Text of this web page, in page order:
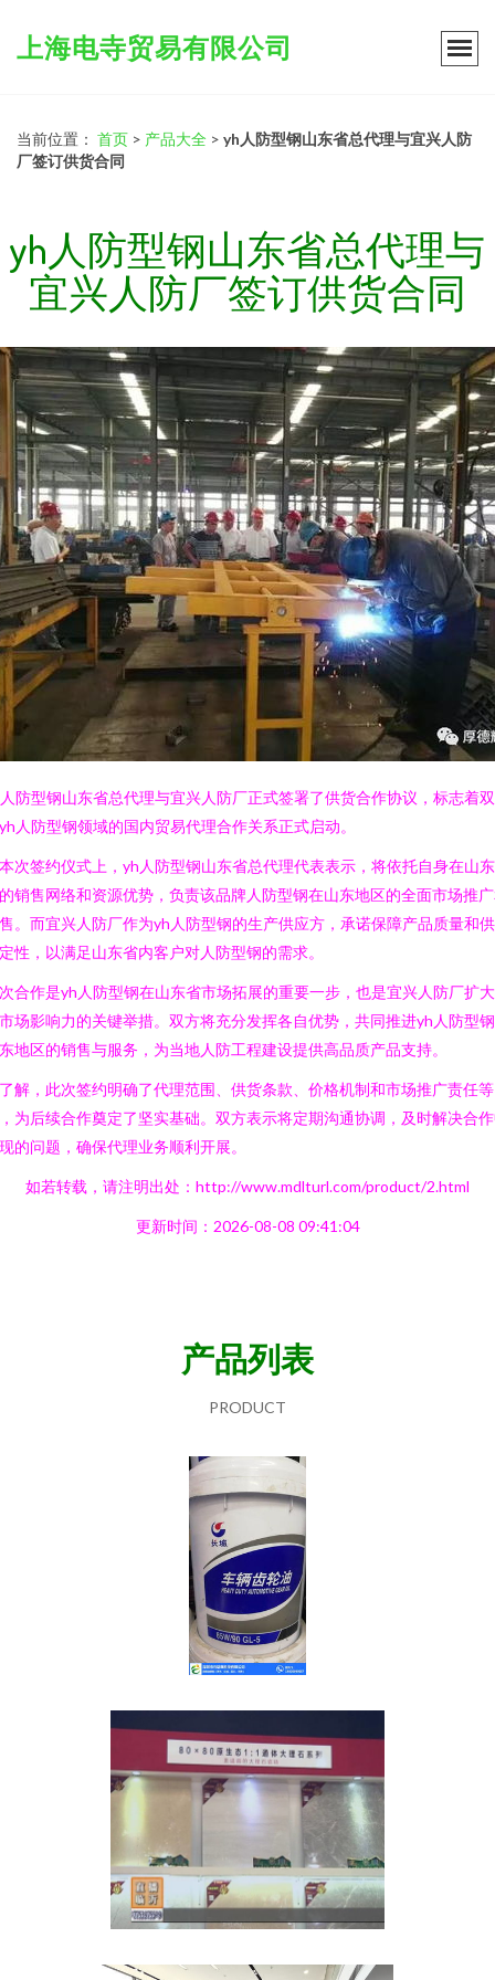
上海电寺贸易有限公司
当前位置： 首页 > 产品大全 > yh人防型钢山东省总代理与宜兴人防
厂签订供货合同
yh人防型钢山东省总代理与
宜兴人防厂签订供货合同
防型钢山东省总代理与宜兴人防厂正式签署了供货合作协议，标志着
人防型钢领域的国内贸易代理合作关系正式启动。
次签约仪式上，yh人防型钢山东省总代理代表表示，将依托自身在山
销售网络和资源优势，负责该品牌人防型钢在山东地区的全面市场推
。而宜兴人防厂作为yh人防型钢的生产供应方，承诺保障产品质量和
性，以满足山东省内客户对人防型钢的需求。
合作是yh人防型钢在山东省市场拓展的重要一步，也是宜兴人防厂扩
场影响力的关键举措。双方将充分发挥各自优势，共同推进yh人防型
地区的销售与服务，为当地人防工程建设提供高品质产品支持。
解，此次签约明确了代理范围、供货条款、价格机制和市场推广责任
为后续合作奠定了坚实基础。双方表示将定期沟通协调，及时解决合
的问题，确保代理业务顺利开展。
如若转载，请注明出处：http://www.mdlturl.com/product/2.html
更新时间：2026-08-08 09:41:04
产品列表
PRODUCT